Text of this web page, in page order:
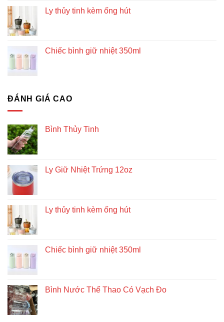
Ly thủy tinh kèm ống hút
Chiếc bình giữ nhiệt 350ml
ĐÁNH GIÁ CAO
Bình Thủy Tinh
Ly Giữ Nhiệt Trứng 12oz
Ly thủy tinh kèm ống hút
Chiếc bình giữ nhiệt 350ml
Bình Nước Thể Thao Có Vạch Đo